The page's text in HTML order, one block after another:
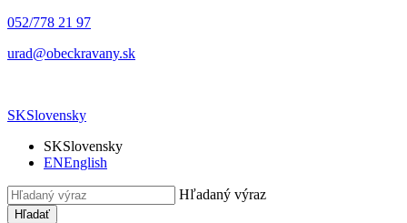
052/778 21 97
urad@obeckravany.sk
SKSlovensky
SKSlovensky
ENEnglish
Hľadaný výraz
Hľadať